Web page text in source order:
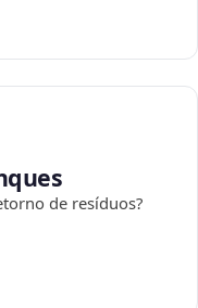
de resíduos?